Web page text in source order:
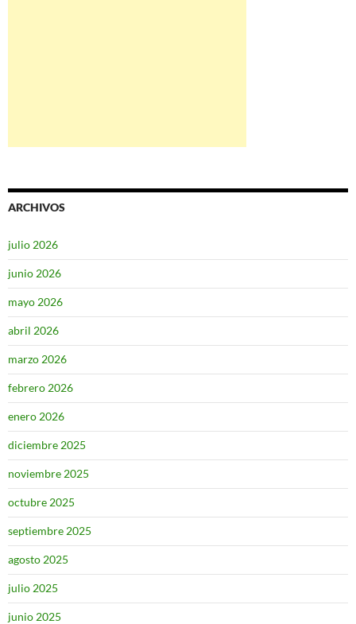
ARCHIVOS
julio 2026
junio 2026
mayo 2026
abril 2026
marzo 2026
febrero 2026
enero 2026
diciembre 2025
noviembre 2025
octubre 2025
septiembre 2025
agosto 2025
julio 2025
junio 2025